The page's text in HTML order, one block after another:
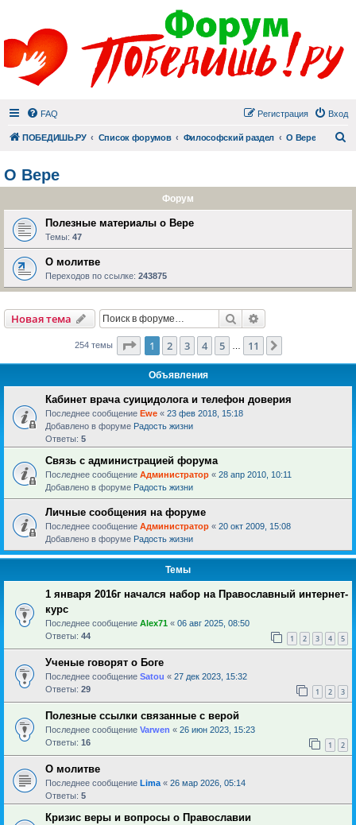
FAQ Вход
Регистрация
ПОБЕДИШЬ.РУ Список форумов Философский раздел О Вере
О Вере
Форум
Полезные материалы о Вере
Темы: 47
О молитве
Переходов по ссылке: 243875
Новая тема Поиск
254 темы Страница из 11
1 2 3 4 5 11
Объявления
Кабинет врача суицидолога и телефон доверия
Последнее сообщение Ewe « 23 фев 2018, 15:18
Добавлено в форуме Радость жизни
Ответы: 5
Связь с администрацией форума
Последнее сообщение Администратор « 28 апр 2010, 10:11
Добавлено в форуме Радость жизни
Личные сообщения на форуме
Последнее сообщение Администратор « 20 окт 2009, 15:08
Добавлено в форуме Радость жизни
Темы
1 января 2016г начался набор на Православный интернет-
курс
Последнее сообщение Alex71 « 06 авг 2025, 08:50
Ответы: 44 1 2 3 4 5
Ученые говорят о Боге
Последнее сообщение Satou « 27 дек 2023, 15:32
Ответы: 29 1 2 3
Полезные ссылки связанные с верой
Последнее сообщение Varwen « 26 июн 2023, 15:23
Ответы: 16 1 2
О молитве
Последнее сообщение Lima « 26 мар 2026, 05:14
Ответы: 5
Кризис веры и вопросы о Православии